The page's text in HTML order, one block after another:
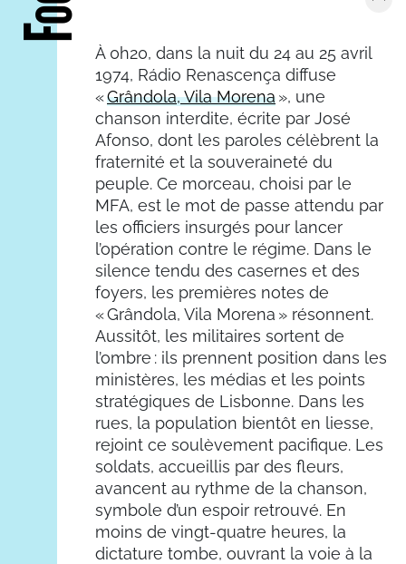
À 0h20, dans la nuit du 24 au 25 avril
1974, Rádio Renascença diffuse
«Grândola, Vila Morena», une
chanson interdite, écrite par José
Afonso, dont les paroles célèbrent la
fraternité et la souveraineté du
peuple. Ce morceau, choisi par le
MFA, est le mot de passe attendu par
les officiers insurgés pour lancer
l’opération contre le régime. Dans le
silence tendu des casernes et des
foyers, les premières notes de
« Grândola, Vila Morena » résonnent.
Aussitôt, les militaires sortent de
l’ombre : ils prennent position dans les
ministères, les médias et les points
stratégiques de Lisbonne. Dans les
rues, la population bientôt en liesse,
rejoint ce soulèvement pacifique. Les
soldats, accueillis par des fleurs,
avancent au rythme de la chanson,
symbole d’un espoir retrouvé. En
moins de vingt-quatre heures, la
dictature tombe, ouvrant la voie à la